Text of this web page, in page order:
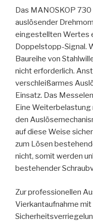
Das MANOSKOP
auslösender
eingestellten Wertes
Doppelstopp-Signal.
Baureihe von
nicht erforderlich.
verschleißarmes
Einsatz. Das
Eine Weiterbelastung
den
auf diese Weise
zum Lösen
nicht, somit werden
bestehender
Zur professionellen
Vierkantaufnahme